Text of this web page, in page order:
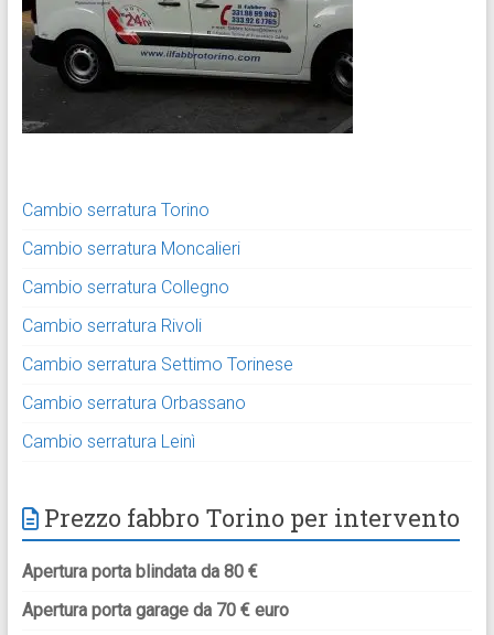
Cambio serratura Torino
Cambio serratura Moncalieri
Cambio serratura Collegno
Cambio serratura Rivoli
Cambio serratura Settimo Torinese
Cambio serratura Orbassano
Cambio serratura Leinì
Prezzo fabbro Torino per intervento
Apertura porta blindata da 80 €
Apertura porta garage da 70 € euro